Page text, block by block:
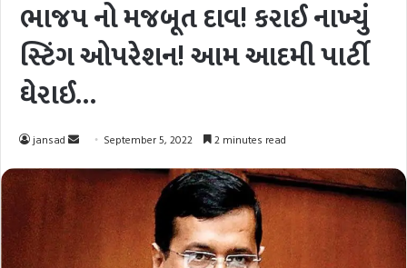
ભાજપ નો મજબૂત દાવ! કરાઈ નાખ્યું
સ્ટિંગ ઓપરેશન! આમ આદમી પાર્ટી
ઘેરાઈ…
jansad
Send
email
September 5, 2022 2 minutes read